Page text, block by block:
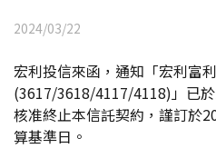
2024/03/22
宏利投信來函，通知「宏利富
(3617/3618/4117/4118)」已於
核准終止本信託契約，謹訂於
算基準日。